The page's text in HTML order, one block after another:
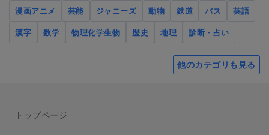
漫画アニメ
芸能 ジャニーズ 動物 鉄道 バス
英語
漢字
数学 物理化学生物 歴史 地理 診断・占い
他のカテゴリも見る
トップページ